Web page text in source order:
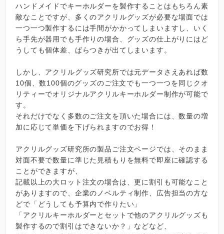
ハンドメイドでキーホルダーを製作することはもちろん素
敵なことですが、多くのアクリルグッズが必要な場面では
一つ一つ製作するには手間がかかってしまいますし、いく
ら手先が器用でも手作りの場合、グッズの仕上がりにはど
うしても個体差、ばらつきが出てしまいます。
しかし、アクリルグッズ研究所では元データさえあれば数
10個、数100個のグッズのご注文でも一つ一つを同じクオ
リティーでオリジナルアクリルキーホルダー制作が可能で
す。
それだけでなく多数のご注文を頂いた場合には、数量の増
加に応じて単価を下げられますのでお得！
アクリルグッズ研究所の製品ご注文ページでは、そのまま
対面不要で数量に準じた見積もりを無料で即座に確認する
ことができますが、
記載以上の大ロット注文の場合は、更に割引も可能なこと
がありますので、企業のノベルティ制作、広告担当の方な
どで「どうしても予算内で作りたい」
「アクリルキーホルダーとセットで他のアクリルグッズも
製作するので割引はできないか？」などなど、